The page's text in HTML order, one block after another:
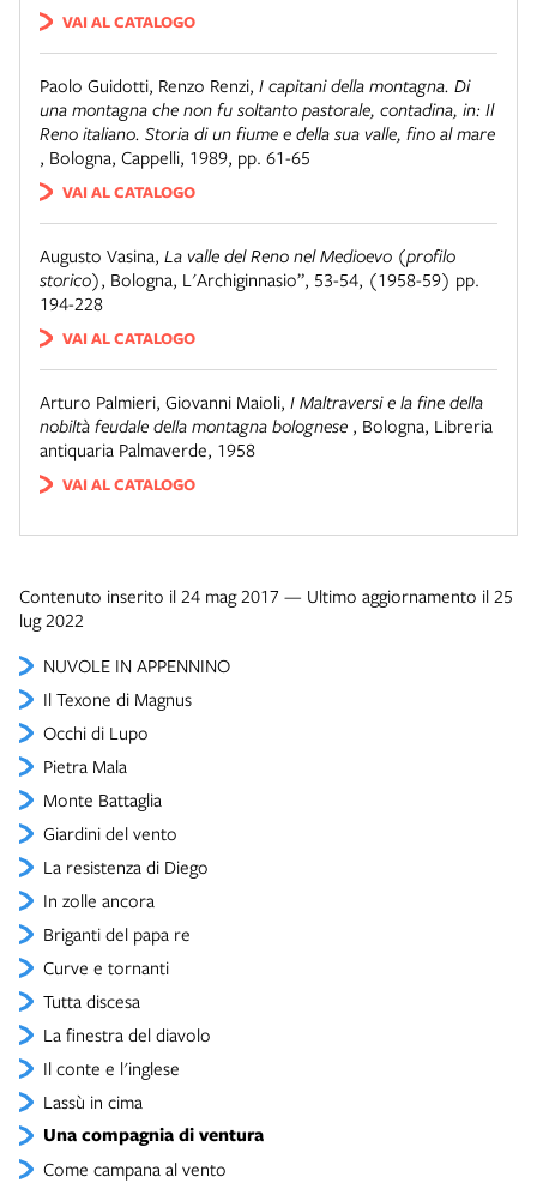
NUVOLE IN APPENNINO
Il Texone di Magnus
Occhi di Lupo
Pietra Mala
Monte Battaglia
Giardini del vento
La resistenza di Diego
In zolle ancora
Briganti del papa re
Curve e tornanti
Tutta discesa
La finestra del diavolo
Il conte e l'inglese
Lassù in cima
Una compagnia di ventura
Come campana al vento
VAI AL CATALOGO
Paolo Guidotti, Renzo Renzi, I capitani della montagna. Di
una montagna che non fu soltanto pastorale, contadina, in: Il
Reno italiano. Storia di un fiume e della sua valle, fino al mare
, Bologna, Cappelli, 1989, pp. 61-65
VAI AL CATALOGO
Augusto Vasina, La valle del Reno nel Medioevo (profilo
storico), Bologna, L'Archiginnasio”, 53-54, (1958-59) pp.
194-228
VAI AL CATALOGO
Arturo Palmieri, Giovanni Maioli, I Maltraversi e la fine della
nobiltà feudale della montagna bolognese , Bologna, Libreria
antiquaria Palmaverde, 1958
VAI AL CATALOGO
Contenuto inserito il 24 mag 2017 — Ultimo aggiornamento il 25
lug 2022